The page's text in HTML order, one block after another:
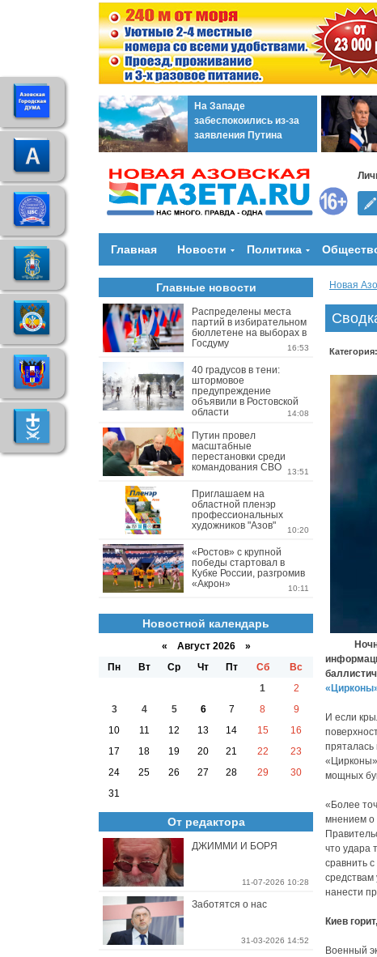
На Западе
забеспокоились из-за
заявления Путина
Главная Новости Политика
Новая
Категория:
Ночной
И если
пряталась
мощных
«Более
мнением о
что удара
сравнить
средствам
нанести
Киев
Военный
Главные новости
Распределены места
партий в избирательном
бюллетене на выборах в
Госдуму
16:53
40 градусов в тени:
штормовое
предупреждение
объявили в Ростовской
области
14:08
Путин провел
масштабные
перестановки среди
командования СВО
13:51
Приглашаем на
областной пленэр
профессиональных
художников "Азов"
10:20
«Ростов» с крупной
победы стартовал в
Кубке России, разгромив
«Акрон»
10:11
Новостной календарь
« Август 2026 »
Пн
Вт Ср Чт Пт Сб
Вс
1
2
3
4 5 6 7 8
9
10
11 12 13 14 15
16
17
18 19 20 21 22
23
24
25 26 27 28 29
30
31
От редактора
ДЖИММИ И БОРЯ
11-07-2026 10:28
Заботятся о нас
31-03-2026 14:52